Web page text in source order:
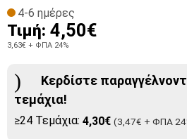
4-6 ημέρες
Τιμή: 4,50€
3,63€ + ΦΠΑ 24%
Κερδίστε
τεμάχια!
≥24 Τεμάχια: 4,30€ (3,47€ + ΦΠΑ